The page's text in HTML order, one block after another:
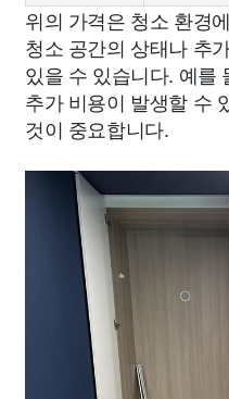
위의 가격은 청소 환경
청소 공간의 상태나 추
있을 수 있습니다. 예를
추가 비용이 발생할 수
것이 중요합니다.